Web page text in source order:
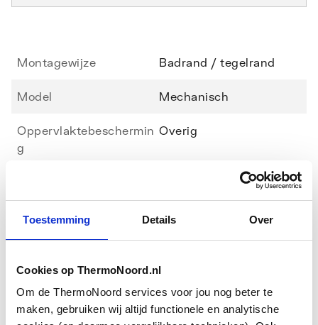
Toestemming Details Over
Cookies op ThermoNoord.nl
Om de ThermoNoord services voor jou nog beter te
maken, gebruiken wij altijd functionele en analytische
Montagewijze Badrand / tegelrand
Model Mechanisch
Oppervlaktebeschermin
g
Overig
aanvoertemperatuur
Aansluiting aanvoer Buitendraad
Basiskleur Roestvaststaal ( RVS )
Downloads
Montageinstructieapplication/pdf,3 MB